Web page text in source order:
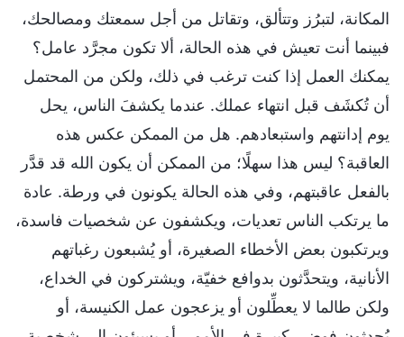
المكانة، لتبرُز وتتألق، وتقاتل من أجل سمعتك ومصالحك،
فبينما أنت تعيش في هذه الحالة، ألا تكون مجرَّد عامل؟
يمكنك العمل إذا كنت ترغب في ذلك، ولكن من المحتمل
أن تُكشَف قبل انتهاء عملك. عندما يكشفَ الناس، يحل
يوم إدانتهم واستبعادهم. هل من الممكن عكس هذه
العاقبة؟ ليس هذا سهلًا؛ من الممكن أن يكون الله قد قدَّر
بالفعل عاقبتهم، وفي هذه الحالة يكونون في ورطة. عادة
ما يرتكب الناس تعديات، ويكشفون عن شخصيات فاسدة،
ويرتكبون بعض الأخطاء الصغيرة، أو يُشبعون رغباتهم
الأنانية، ويتحدَّثون بدوافع خفيّة، ويشتركون في الخداع،
ولكن طالما لا يعطِّلون أو يزعجون عمل الكنيسة، أو